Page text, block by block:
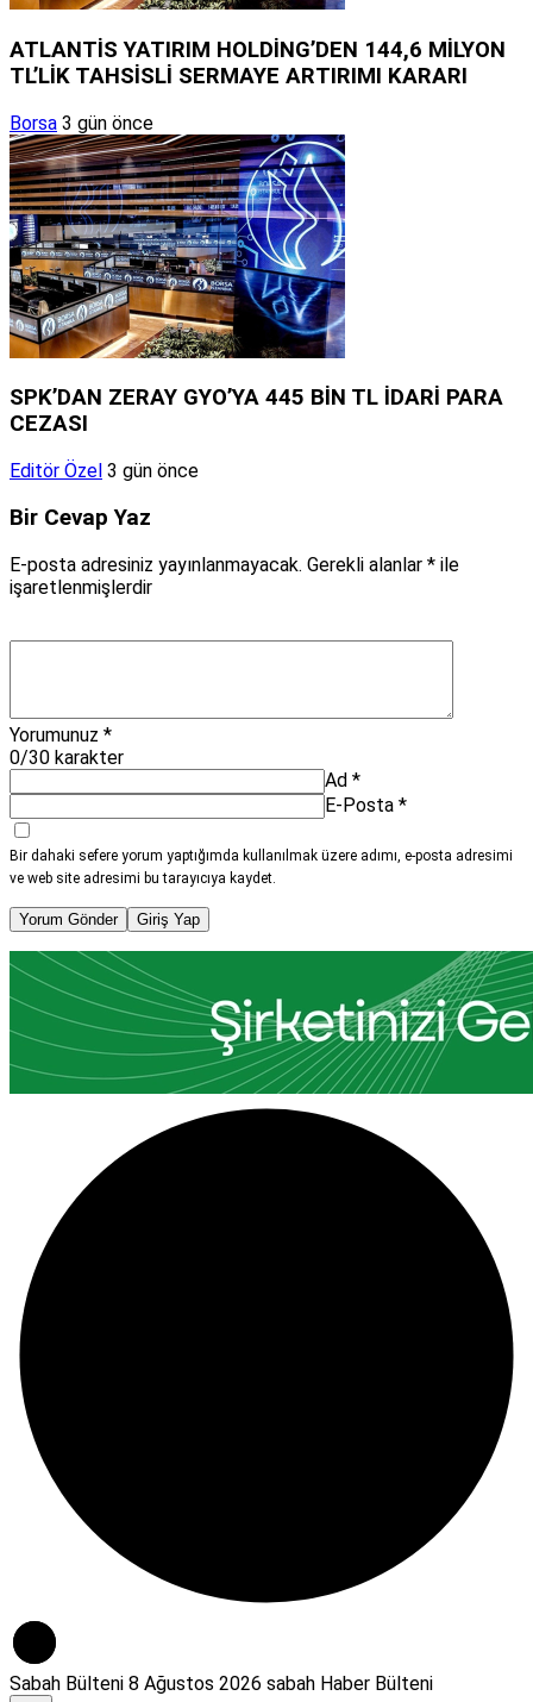
ATLANTİS YATIRIM HOLDİNG’DEN 144,6 MİLYON
TL’LİK TAHSİSLİ SERMAYE ARTIRIMI KARARI
Borsa 3 gün önce
SPK’DAN ZERAY GYO’YA 445 BİN TL İDARİ PARA
CEZASI
Editör Özel 3 gün önce
Bir Cevap Yaz
E-posta adresiniz yayınlanmayacak. Gerekli alanlar * ile
işaretlenmişlerdir
Yorumunuz *
0/30 karakter
Ad *
E-Posta *
Bir dahaki sefere yorum yaptığımda kullanılmak üzere adımı, e-posta adresimi
ve web site adresimi bu tarayıcıya kaydet.
Yorum Gönder Giriş Yap
Sabah Bülteni 8 Ağustos 2026 sabah Haber Bülteni